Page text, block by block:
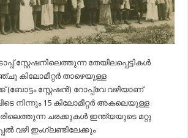
സ്റ്റേഷനിലെത്തുന്ന തേയിലപ്പെട്ടികള്‍
കിലോമീറ്റര്‍ താഴെയുള്ള
(ബോട്ടം സ്റ്റേഷന്‍) റോപ്പ്വേ വഴിയാണ്
നിന്നും 15 കിലോമീറ്റര്‍ അകലെയുള്ള
ചരക്കുകള്‍ ഇന്ത്യയുടെ മറ്റു
വഴി ഇംഗ്ലണ്ടിലേക്കും